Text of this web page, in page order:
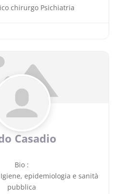
chirurgo Psichiatria
Casadio
Bio :
epidemiologia e sanità
pubblica